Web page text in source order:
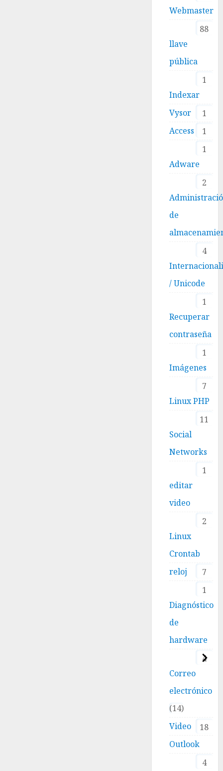
Webmaster
88
llave
pública
1
Indexar
1
Vysor
1
Access
1
Adware
2
de
4
/ Unicode
1
Recuperar
contraseña
1
Imágenes
7
Linux PHP
11
Social
Networks
1
editar
video
2
Linux
Crontab
7
reloj
1
Diagnóstico
de
hardware
4
Correo
electrónico
14
Video
18
Outlook
4